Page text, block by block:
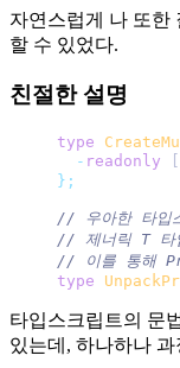
자연스럽게 나 또한
할 수 있었다.
친절한 설명
type
  -
readonly
};
// 우아한 타입
// 제너릭 T 타
// 이를 통해
type
타입스크립트의 문
있는데, 하나하나